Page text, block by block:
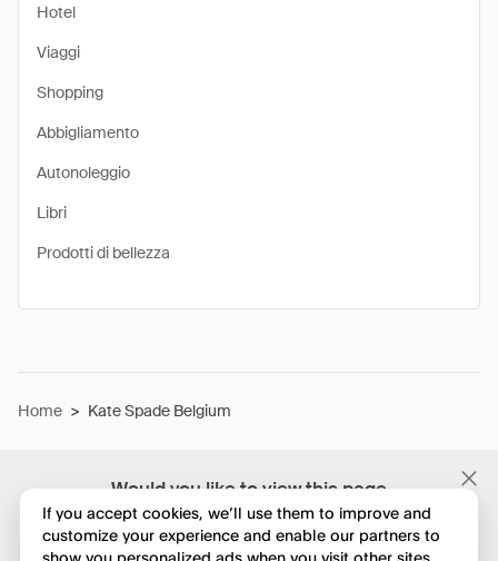
Would you like to view this page
in English?
Hotel
Viaggi
Shopping
Abbigliamento
Autonoleggio
Libri
Prodotti di bellezza
Home > Kate Spade Belgium
If you accept cookies, we’ll use them to improve and
customize your experience and enable our partners to
show you personalized ads when you visit other sites.